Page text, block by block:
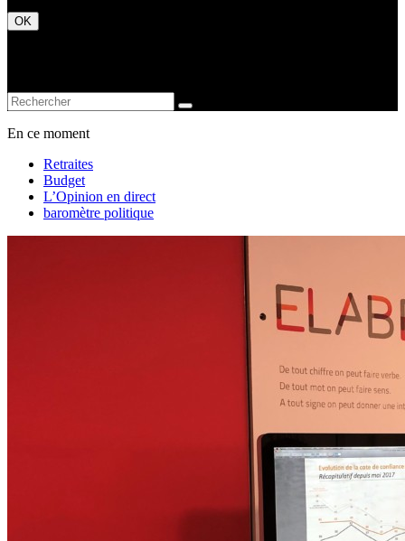
En ce moment
Retraites
Budget
L’Opinion en direct
baromètre politique